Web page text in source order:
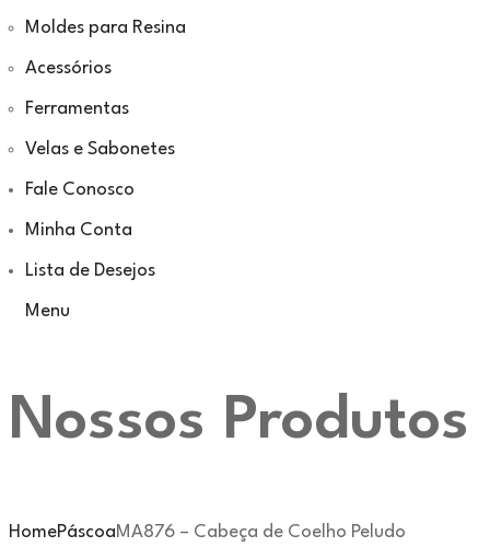
Moldes para Resina
Acessórios
Ferramentas
Velas e Sabonetes
Fale Conosco
Minha Conta
Lista de Desejos
Menu
Nossos Produtos
HomePáscoaMA876 – Cabeça de Coelho Peludo